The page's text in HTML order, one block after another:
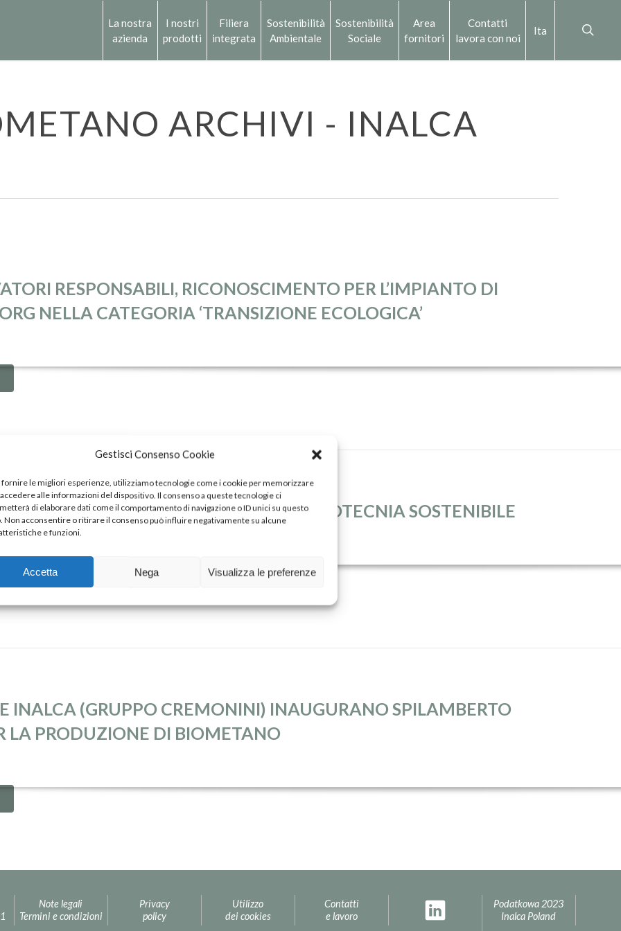
Gestisci Consenso Cookie
fornire le migliori esperienze, utilizziamo tecnologie come i cookie per memorizzare
alle informazioni del dispositivo. Il consenso a queste tecnologie ci
di elaborare dati come il comportamento di navigazione o ID unici su questo
Non acconsentire o ritirare il consenso può influire negativamente su alcune
e funzioni.
Accetta Nega Visualizza le preferenze
La nostra
azienda
I nostri
prodotti
Filiera
integrata
Sostenibilità
Ambientale
Sostenibilità
Sociale
Area
fornitori
Contatti
lavora con noi
Ita
ARCHIVI - INALCA
RESPONSABILI, RICONOSCIMENTO PER L’IMPIANTO DI
NELLA CATEGORIA ‘TRANSIZIONE ECOLOGICA’
AGRISCIENCE INSIEME PER UNA ZOOTECNIA SOSTENIBILE
INALCA (GRUPPO CREMONINI) INAUGURANO SPILAMBERTO
LA PRODUZIONE DI BIOMETANO
Note legali
Termini e condizioni
Privacy
policy
Utilizzo
dei cookies
Contatti
e lavoro
Podatkowa 2023
Inalca Poland